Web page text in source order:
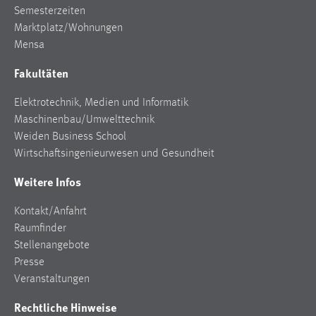
Semesterzeiten
Marktplatz/Wohnungen
Mensa
Fakultäten
Elektrotechnik, Medien und Informatik
Maschinenbau/Umwelttechnik
Weiden Business School
Wirtschaftsingenieurwesen und Gesundheit
Weitere Infos
Kontakt/Anfahrt
Raumfinder
Stellenangebote
Presse
Veranstaltungen
Rechtliche Hinweise
Zweck:
Dieser Cookie ist notwendig um sich an der Website
Cookie Laufzeit:
STATISTIK
Statistik Cookies erfassen Informationen anonym.
Diese Informationen helfen uns zu verstehen, wie
Matomo
_pk_ref, _pk_cvar, _pk_id, _pk_ses
Zweck: